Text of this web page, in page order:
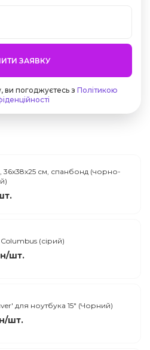
ЗАЯВКУ
ви погоджуєтесь з Політикою
36х38х25 см, спанбонд (чорно-
Columbus (сірий)
шт.
для ноутбука 15" (Чорний)
шт.